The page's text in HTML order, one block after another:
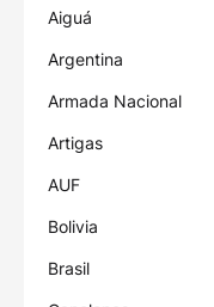
Aiguá
Argentina
Armada Nacional
Artigas
AUF
Bolivia
Brasil